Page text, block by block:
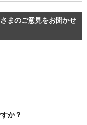
まのご意見をお聞かせ
か？